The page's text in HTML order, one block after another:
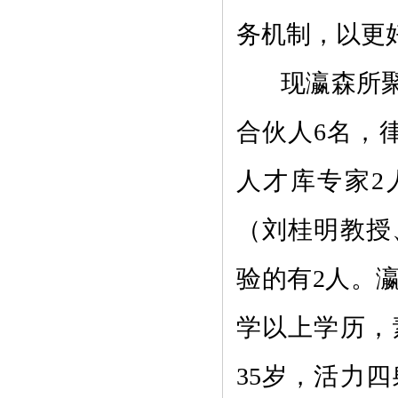
务机制，以更
现瀛森所聚
合伙人6名，
人才库专家2
（刘桂明教
验的有2人。
学以上学历
35岁，活力